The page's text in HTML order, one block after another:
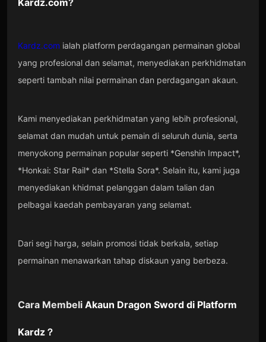
Kardz.com ialah platform perdagangan permainan global
yang profesional dan selamat, menyediakan perkhidmatan
seperti tambah nilai permainan dan perdagangan akaun.
Kami menyediakan perkhidmatan yang lebih profesional,
selamat dan mudah untuk pemain di seluruh dunia, serta
menyokong permainan popular seperti *Genshin Impact*,
*Honkai: Star Rail* dan *Stella Sora*. Selain itu, kami juga
menyediakan khidmat pelanggan dalam talian dan
pelbagai kaedah pembayaran yang selamat.
Dari segi harga, selain promosi tidak berkala, setiap
permainan menawarkan tahap diskaun yang berbeza.
Cara Membeli Akaun Dragon Sworddi Platform
Kardz？